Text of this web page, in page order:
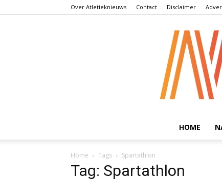
Over Atletieknieuws Contact Disclaimer
HOME
Home Tags Spartathlon
Tag: Spartathlon